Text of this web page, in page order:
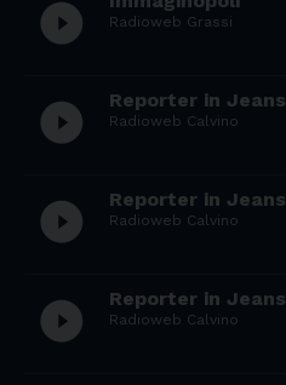
play_circle_filled Radioweb Grassi
play_circle_filled Reporter in Jeans
Radioweb Calvino
play_circle_filled Reporter in Jeans
Radioweb Calvino
play_circle_filled Reporter in Jeans
Radioweb Calvino